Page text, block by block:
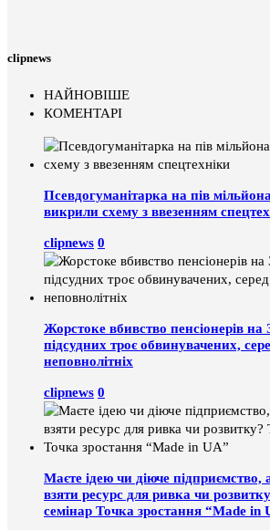
clipnews
НАЙНОВІШЕ
КОМЕНТАРІ
Псевдогуманітарка на пів
викрили схему з ввезенням
clipnews 0
Жорстоке вбивство пенсіонерів на
підсудних троє обвинувачених,
неповнолітніх
clipnews 0
Маєте ідею чи діюче підприємство,
взяти ресурс для ривка чи
семінар Точка зростання “Made in